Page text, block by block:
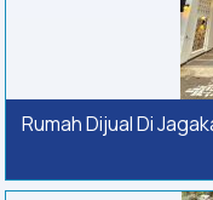
Rumah Dijual Di